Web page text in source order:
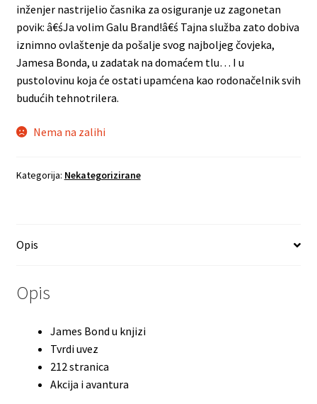
inženjer nastrijelio časnika za osiguranje uz zagonetan
povik: â€śJa volim Galu Brand!â€ś Tajna služba zato dobiva
iznimno ovlaštenje da pošalje svog najboljeg čovjeka,
Jamesa Bonda, u zadatak na domaćem tlu… I u
pustolovinu koja će ostati upamćena kao rodonačelnik svih
budućih tehnotrilera.
Nema na zalihi
Kategorija: Nekategorizirane
Opis
Opis
James Bond u knjizi
Tvrdi uvez
212 stranica
Akcija i avantura